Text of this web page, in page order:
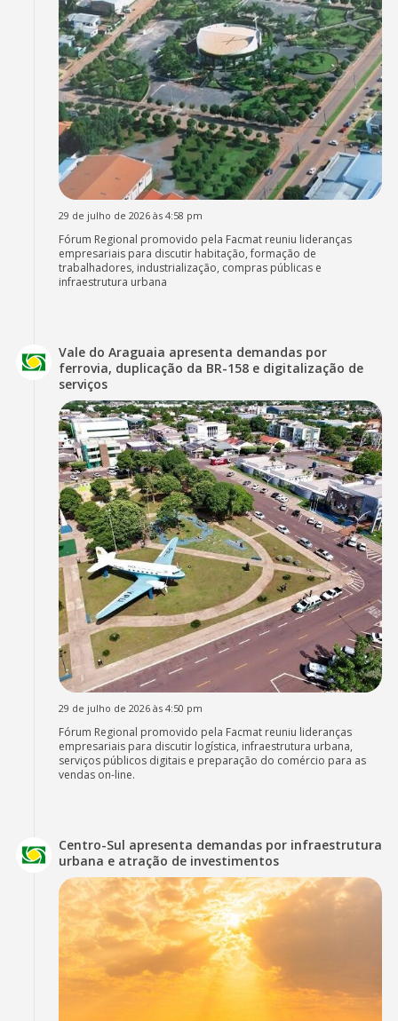
29 de julho de 2026 às 4:58 pm
Fórum Regional promovido pela Facmat reuniu lideranças
empresariais para discutir habitação, formação de
trabalhadores, industrialização, compras públicas e
infraestrutura urbana
Vale do Araguaia apresenta demandas por
ferrovia, duplicação da BR-158 e digitalização de
serviços
29 de julho de 2026 às 4:50 pm
Fórum Regional promovido pela Facmat reuniu lideranças
empresariais para discutir logística, infraestrutura urbana,
serviços públicos digitais e preparação do comércio para as
vendas on-line.
Centro-Sul apresenta demandas por infraestrutura
urbana e atração de investimentos